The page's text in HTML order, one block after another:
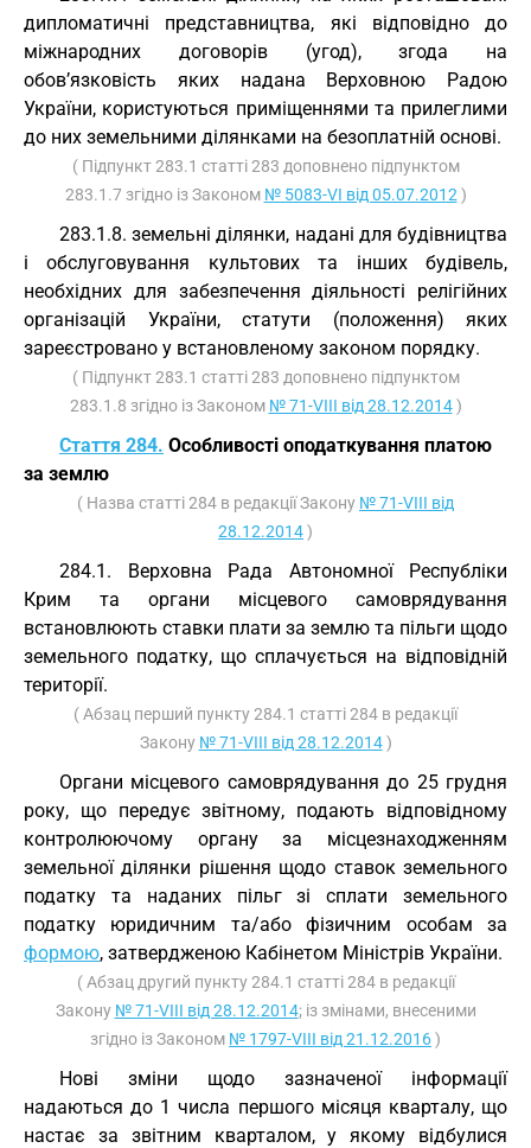
дипломатичні представництва, які відповідно до
міжнародних договорів (угод), згода на
обов’язковість яких надана Верховною Радою
України, користуються приміщеннями та прилеглими
до них земельними ділянками на безоплатній основі.
( Підпункт 283.1 статті 283 доповнено підпунктом
283.1.7 згідно із Законом № 5083-VI від 05.07.2012 )
283.1.8. земельні ділянки, надані для будівництва
і обслуговування культових та інших будівель,
необхідних для забезпечення діяльності релігійних
організацій України, статути (положення) яких
зареєстровано у встановленому законом порядку.
( Підпункт 283.1 статті 283 доповнено підпунктом
283.1.8 згідно із Законом № 71-VIII від 28.12.2014)
Стаття 284. Особливості оподаткування платою
за землю
( Назва статті 284 в редакції Закону № 71-VIII від
28.12.2014)
284.1. Верховна Рада Автономної Республіки
Крим та органи місцевого самоврядування
встановлюють ставки плати за землю та пільги щодо
земельного податку, що сплачується на відповідній
території.
( Абзац перший пункту 284.1 статті 284 в редакції
Закону № 71-VIII від 28.12.2014)
Органи місцевого самоврядування до 25 грудня
року, що передує звітному, подають відповідному
контролюючому органу за місцезнаходженням
земельної ділянки рішення щодо ставок земельного
податку та наданих пільг зі сплати земельного
податку юридичним та/або фізичним особам за
формою, затвердженою Кабінетом Міністрів України.
( Абзац другий пункту 284.1 статті 284 в редакції
Закону № 71-VIII від 28.12.2014; із змінами, внесеними
згідно із Законом № 1797-VIII від 21.12.2016)
Нові зміни щодо зазначеної інформації
надаються до 1 числа першого місяця кварталу, що
настає за звітним кварталом, у якому відбулися